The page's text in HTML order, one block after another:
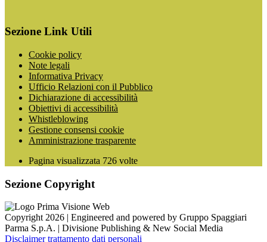
Sezione Link Utili
Cookie policy
Note legali
Informativa Privacy
Ufficio Relazioni con il Pubblico
Dichiarazione di accessibilità
Obiettivi di accessibilità
Whistleblowing
Gestione consensi cookie
Amministrazione trasparente
Pagina visualizzata 726 volte
Sezione Copyright
Copyright 2026 | Engineered and powered by Gruppo Spaggiari
Parma S.p.A. | Divisione Publishing & New Social Media
Disclaimer trattamento dati personali